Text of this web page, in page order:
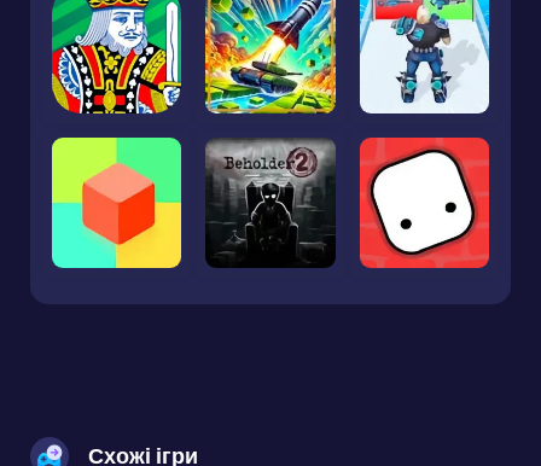
Схожі ігри